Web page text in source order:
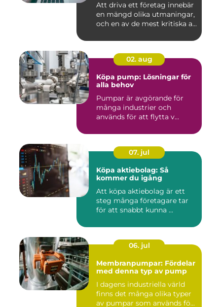
Att driva ett företag innebär
en mängd olika utmaningar,
och en av de mest kritiska a...
02. aug
Köpa pump: Lösningar för
alla behov
Pumpar är avgörande för
många industrier och
används för att flytta v...
07. jul
Köpa aktiebolag: Så
kommer du igång
Att köpa aktiebolag är ett
steg många företagare tar
för att snabbt kunna ...
06. jul
Membranpumpar: Fördelar
med denna typ av pump
I dagens industriella värld
finns det många olika typer
av pumpar som används fö...